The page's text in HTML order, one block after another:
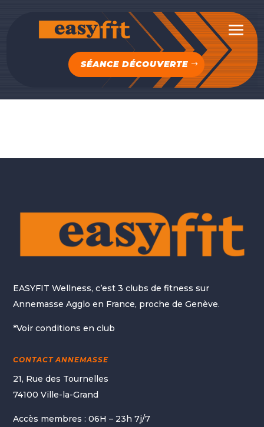
SÉANCE DÉCOUVERTE
EASYFIT Wellness, c’est 3 clubs de fitness sur
Annemasse Agglo en France, proche de Genève.
*Voir conditions en club
CONTACT ANNEMASSE
21, Rue des Tournelles
74100 Ville-la-Grand
Accès membres : 06H – 23h 7j/7